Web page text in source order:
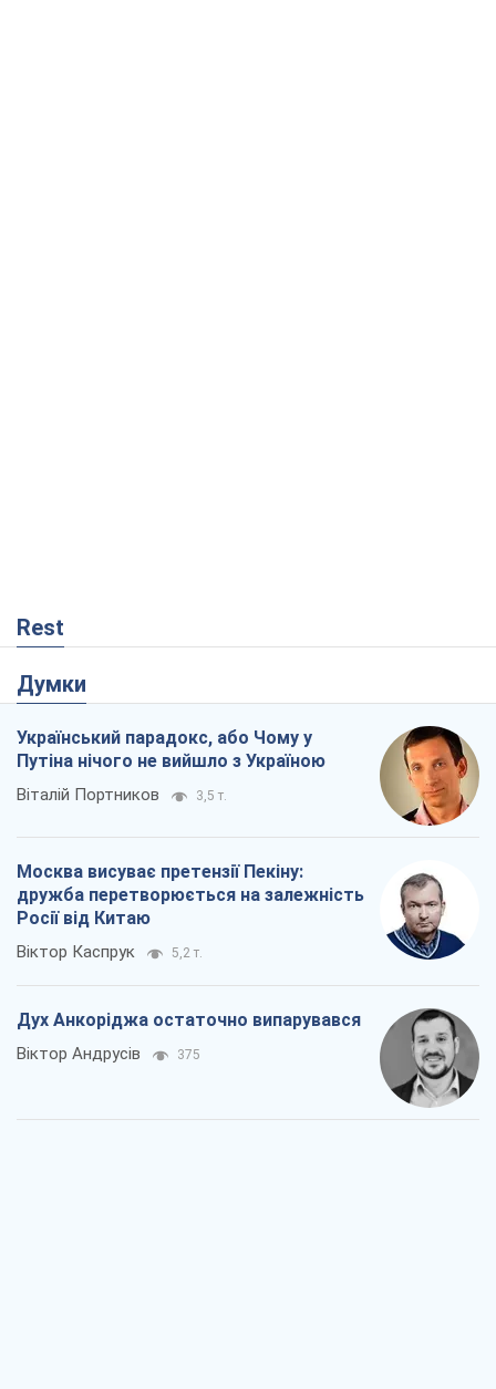
Rest
Думки
Український парадокс, або Чому у
Путіна нічого не вийшло з Україною
Віталій Портников 3,5 т.
Москва висуває претензії Пекіну:
дружба перетворюється на залежність
Росії від Китаю
Віктор Каспрук 5,2 т.
Дух Анкоріджа остаточно випарувався
Віктор Андрусів 375